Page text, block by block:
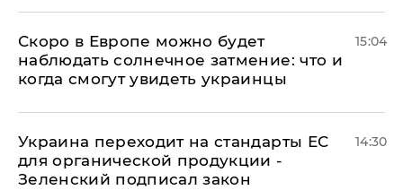
Скоро в Европе можно будет
наблюдать солнечное затмение: что и
когда смогут увидеть украинцы
15:04
Украина переходит на стандарты ЕС
для органической продукции -
Зеленский подписал закон
14:30